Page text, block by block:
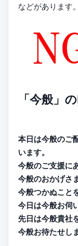
などがあります。
「今般」
本日は今般のご
います。
今般のご支援に
今般のおかげさ
今般つかぬこと
今日は今般お伺
先日は今般貴社
今般お待たせし